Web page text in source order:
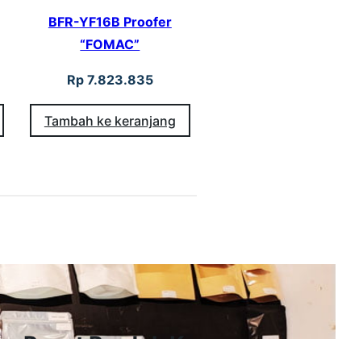
BFR-YF16B Proofer
“FOMAC”
Rp7.823.835
Tambah ke keranjang